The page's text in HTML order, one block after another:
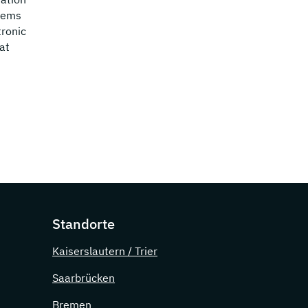
Standorte
Kaiserslautern / Trier
Saarbrücken
Bremen